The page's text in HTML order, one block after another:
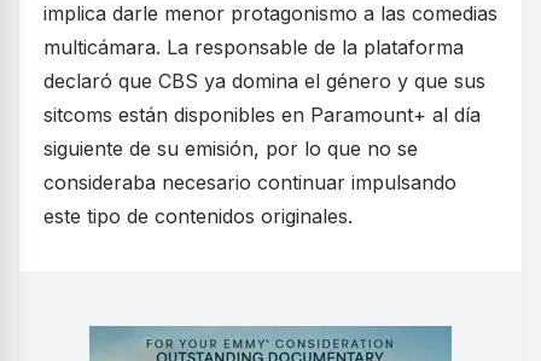
implica darle menor protagonismo a las comedias
multicámara. La responsable de la plataforma
declaró que CBS ya domina el género y que sus
sitcoms están disponibles en Paramount+ al día
siguiente de su emisión, por lo que no se
consideraba necesario continuar impulsando
este tipo de contenidos originales.